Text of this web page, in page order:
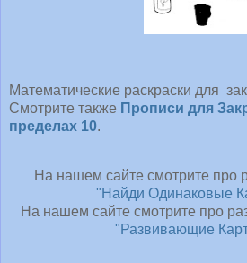
Математические раскраски для
Смотрите также Прописи для
пределах 10.
На нашем сайте смотрите про
"Найди Одинаковые
На нашем сайте смотрите про
"Развивающие